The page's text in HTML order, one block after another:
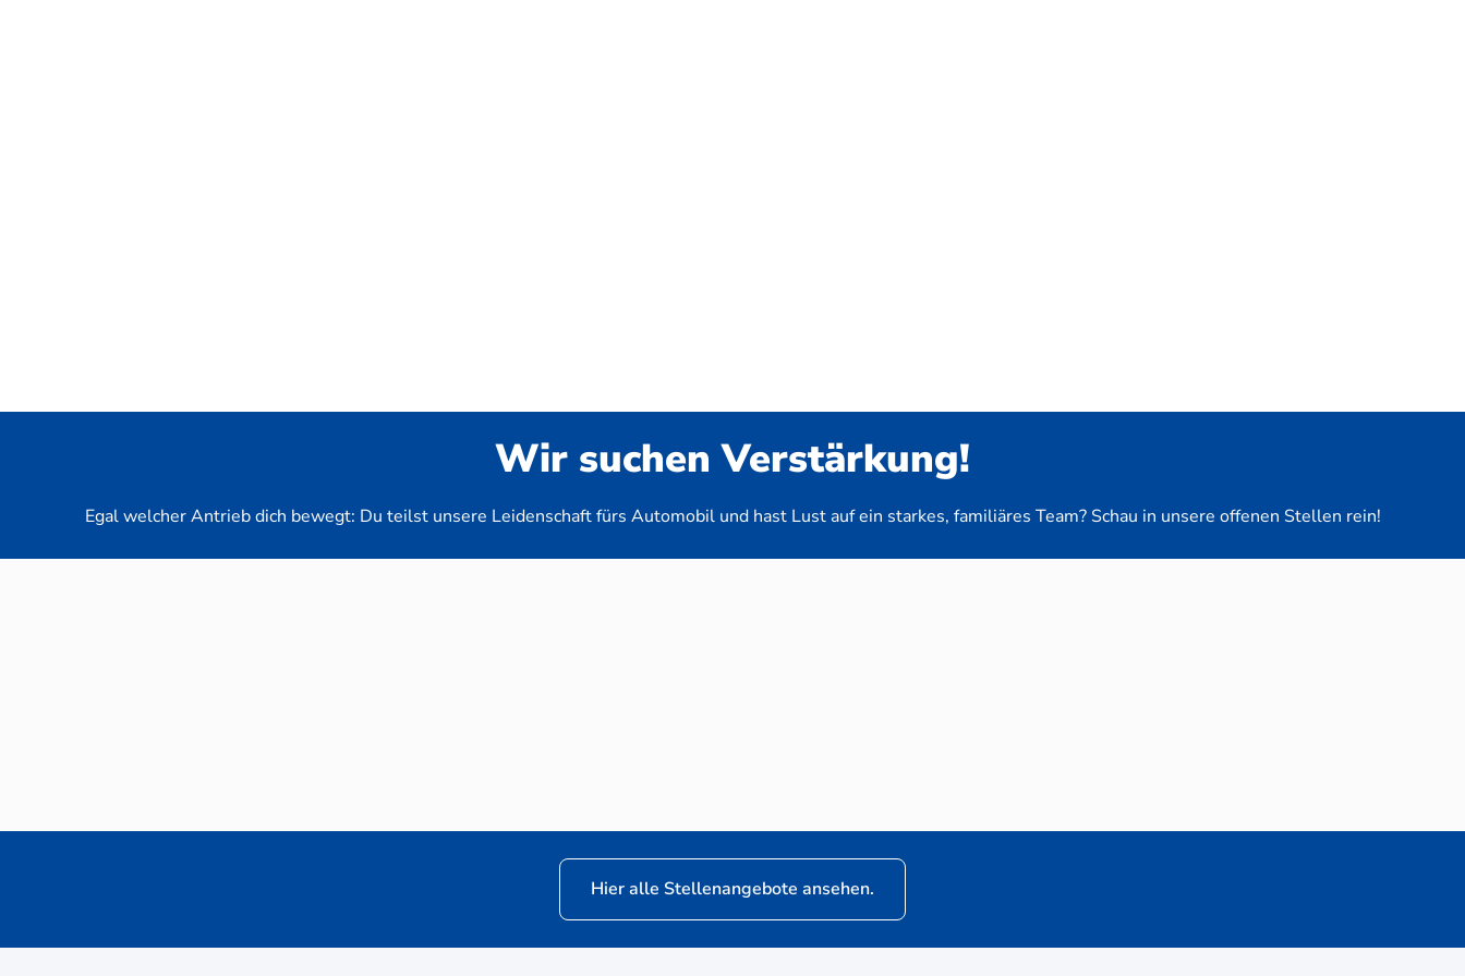
Wir suchen Verstärkung!
Egal welcher Antrieb dich bewegt: Du teilst unsere Leidenschaft fürs Automobil und hast Lust auf ein starkes, familiäres Team? Schau in unsere offenen Stellen rein!
Neuwagen-Verkaufsberater (m/w/d) für VW Nutzfahrzeuge
Hier alle Stellenangebote ansehen.